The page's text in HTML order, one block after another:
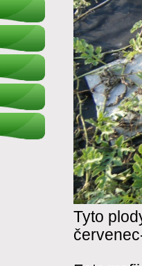
Tyto